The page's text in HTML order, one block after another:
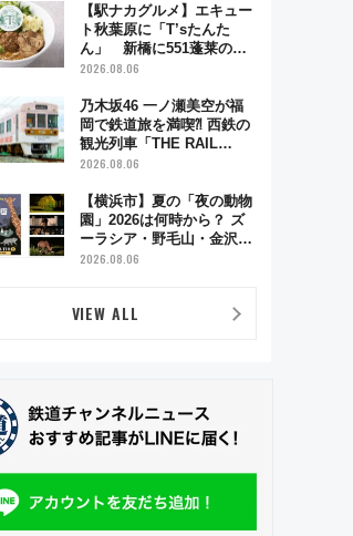
【駅ナカグルメ】エキュー
ト秋葉原に「T’sたんた
ん」 新橋に551蓬莱の
DNAを継ぐ「東京豚饅」、
まご」新グルメ続々登場！
【2026年8月】
2026.08.06
乃木坂46 一ノ瀬美空が福
岡で鉄道旅を満喫⁈ 西鉄の
観光列車「THE RAIL
KITCHEN CHIKUGO」で巡
YouTubeが公開に
2026.08.06
【横浜市】夏の「夜の動物
園」2026は何時から？ ズ
ーラシア・野毛山・金沢の
電車アクセスや見どころ、
2026.08.06
VIEW ALL